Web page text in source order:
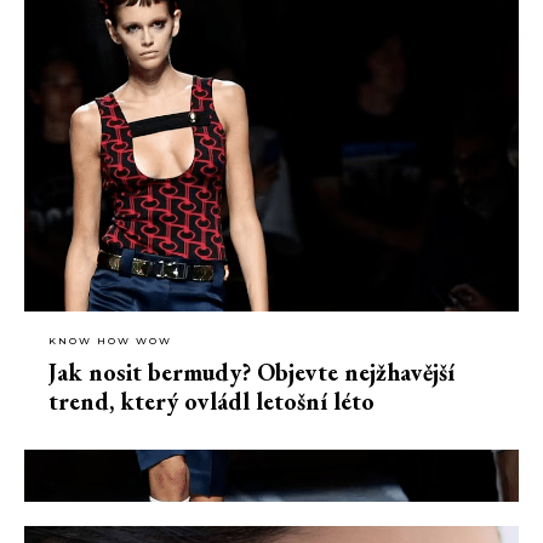
KNOW HOW WOW
Jak nosit bermudy? Objevte nejžhavější
trend, který ovládl letošní léto